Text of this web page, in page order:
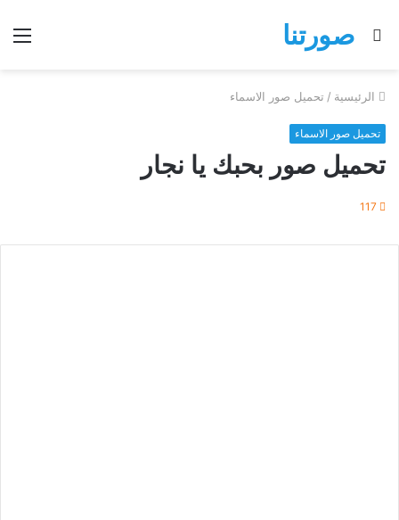
صورتنا
بحث
الرئيسية / تحميل صور الاسماء
تحميل صور الاسماء
تحميل صور بحبك يا نجار
117